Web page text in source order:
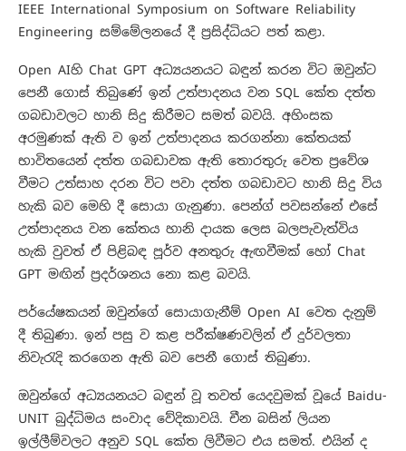
IEEE International Symposium on Software Reliability
Engineering සම්මේලනයේ දී ප්‍රසිද්ධියට පත් කළා.
Open AIහි Chat GPT අධ්‍යයනයට බඳුන් කරන විට ඔවුන්ට
පෙනී ගොස් තිබුණේ ඉන් උත්පාදනය වන SQL කේත දත්ත
ගබඩාවලට හානි සිදු කිරීමට සමත් බවයි. අහිංසක
අරමුණක් ඇති ව ඉන් උත්පාදනය කරගන්නා කේතයක්
භාවිතයෙන් දත්ත ගබඩාවක ඇති තොරතුරු වෙත ප්‍රවේශ
වීමට උත්සාහ දරන විට පවා දත්ත ගබඩාවට හානි සිදු විය
හැකි බව මෙහි දී සොයා ගැනුණා. පෙන්ග් පවසන්නේ එසේ
උත්පාදනය වන කේතය හානි දායක ලෙස බලපැවැත්විය
හැකි වුවත් ඒ පිළිබඳ පූර්ව අනතුරු ඇඟවීමක් හෝ Chat
GPT මඟින් ප්‍රදර්ශනය නො කළ බවයි.
පර්යේෂකයන් ඔවුන්ගේ සොයාගැනීම් Open AI වෙත දැනුම්
දී තිබුණා. ඉන් පසු ව කළ පරීක්ෂණවලින් ඒ දුර්වලතා
නිවැරැදි කරගෙන ඇති බව පෙනී ගොස් තිබුණා.
ඔවුන්ගේ අධ්‍යයනයට බඳුන් වූ තවත් යෙදවුමක් වූයේ Baidu-
UNIT බුද්ධිමය සංවාද වේදිකාවයි. චීන බසින් ලියන
ඉල්ලීම්වලට අනුව SQL කේත ලිවීමට එය සමත්. එයින් ද